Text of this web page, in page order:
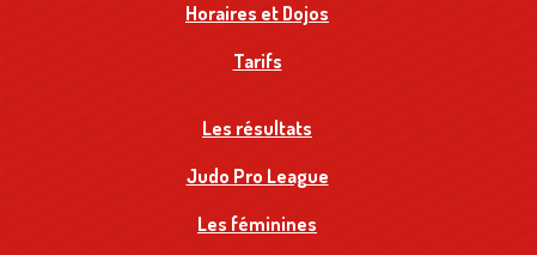
Horaires et Dojos
Tarifs
Les résultats
Judo Pro League
Les féminines